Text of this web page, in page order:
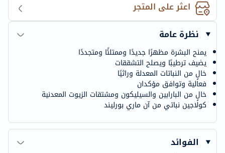
اعثر على المتجر
نظرة عامة
يمنح البشرة مظهرًا جديدًا وممتلئًا ومتجددًا
يضيف ترطيبًا ويصلح التشققات
خالٍ من النباتات المعدلة وراثيًا
فعالية وتوافق مؤكدان
خالٍ من البارابين والسيليكون ومشتقات الزيوت المعدنية
كولاجين نباتي من آن ماري بورليند
الفوائد